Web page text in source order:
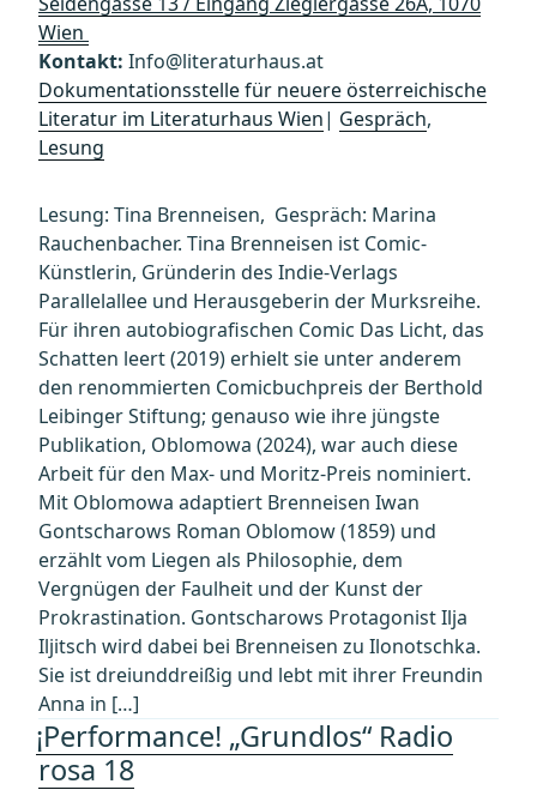
Wien
Kontakt: Info@literaturhaus.at
Dokumentationsstelle für neuere österreichische
Literatur im Literaturhaus Wien| Gespräch,
Lesung
Lesung: Tina Brenneisen, Gespräch: Marina
Rauchenbacher. Tina Brenneisen ist Comic-
Künstlerin, Gründerin des Indie-Verlags
Parallelallee und Herausgeberin der Murksreihe.
Für ihren autobiografischen Comic Das Licht, das
Schatten leert (2019) erhielt sie unter anderem
den renommierten Comicbuchpreis der Berthold
Leibinger Stiftung; genauso wie ihre jüngste
Publikation, Oblomowa (2024), war auch diese
Arbeit für den Max- und Moritz-Preis nominiert.
Mit Oblomowa adaptiert Brenneisen Iwan
Gontscharows Roman Oblomow (1859) und
erzählt vom Liegen als Philosophie, dem
Vergnügen der Faulheit und der Kunst der
Prokrastination. Gontscharows Protagonist Ilja
Iljitsch wird dabei bei Brenneisen zu Ilonotschka.
Sie ist dreiunddreißig und lebt mit ihrer Freundin
Anna in […]
¡Performance! „Grundlos“ Radio
rosa 18